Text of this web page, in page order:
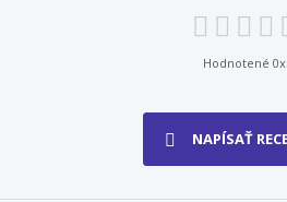
Hodnotené 0x
NAPÍSAŤ